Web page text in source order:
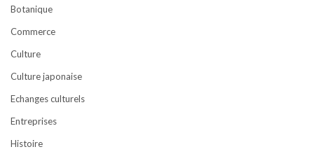
Botanique
Commerce
Culture
Culture japonaise
Echanges culturels
Entreprises
Histoire